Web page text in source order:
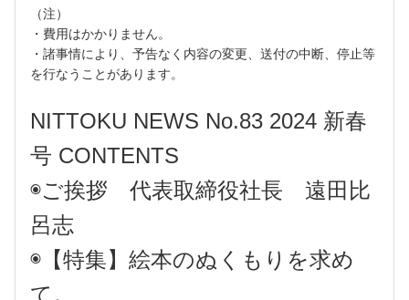
（注）
・費用はかかりません。
・諸事情により、予告なく内容の変更、送付の中断、停止等
を行なうことがあります。
NITTOKU NEWS No.83 2024 新春
号 CONTENTS
◉ご挨拶 代表取締役社長 遠田比
呂志
◉【特集】絵本のぬくもりを求め
て。